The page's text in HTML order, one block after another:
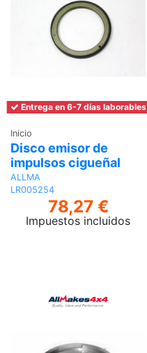
Entrega en 6-7 días laborables
Inicio
Disco emisor de
impulsos cigueñal
ALLMA
LR005254
78,27 €
Impuestos incluidos